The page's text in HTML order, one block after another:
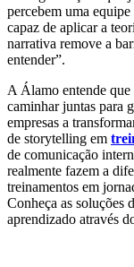
percebem uma
capaz de aplicar a
narrativa remove a
entender”.
A Álamo entende
caminhar juntas para
empresas a
de storytelling em
de comunicação
realmente fazem a
treinamentos em
Conheça as soluções
aprendizado através